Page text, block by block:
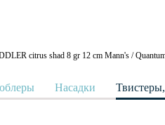
citrus shad 8 gr 12 cm Mann's /
Насадки